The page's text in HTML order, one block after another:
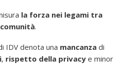
la forza nei legami tra
comunità.
IDV denota una mancanza di
, rispetto della privacy e minor